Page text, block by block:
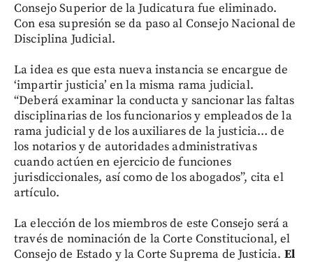
Consejo Superior de la Judicatura fue eliminado.
Con esa supresión se da paso al Consejo Nacional de
Disciplina Judicial.
La idea es que esta nueva instancia se encargue de
‘impartir justicia’ en la misma rama judicial.
“Deberá examinar la conducta y sancionar las faltas
disciplinarias de los funcionarios y empleados de la
rama judicial y de los auxiliares de la justicia… de
los notarios y de autoridades administrativas
cuando actúen en ejercicio de funciones
jurisdiccionales, así como de los abogados”, cita el
artículo.
La elección de los miembros de este Consejo será a
través de nominación de la Corte Constitucional, el
Consejo de Estado y la Corte Suprema de Justicia. El